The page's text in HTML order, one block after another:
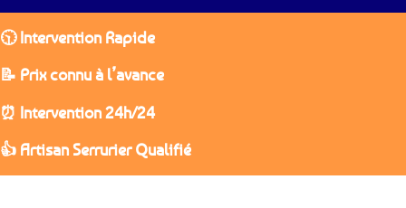
🕥 Intervention Rapide
📝 Prix connu à l’avance
⏰ Intervention 24h/24
👍 Artisan Serrurier Qualifié